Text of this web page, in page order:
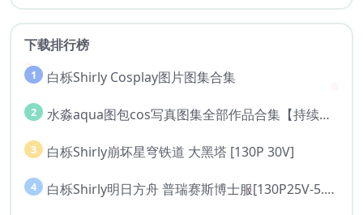
下载排行榜
1 白栎Shirly Cosplay图片图集合集
2 水淼aqua图包cos写真图集全部作品合集【持续更新..】
3 白栎Shirly崩坏星穹铁道 大黑塔 [130P 30V]
4 白栎Shirly明日方舟 普瑞赛斯博士服[130P25V-5.76G]